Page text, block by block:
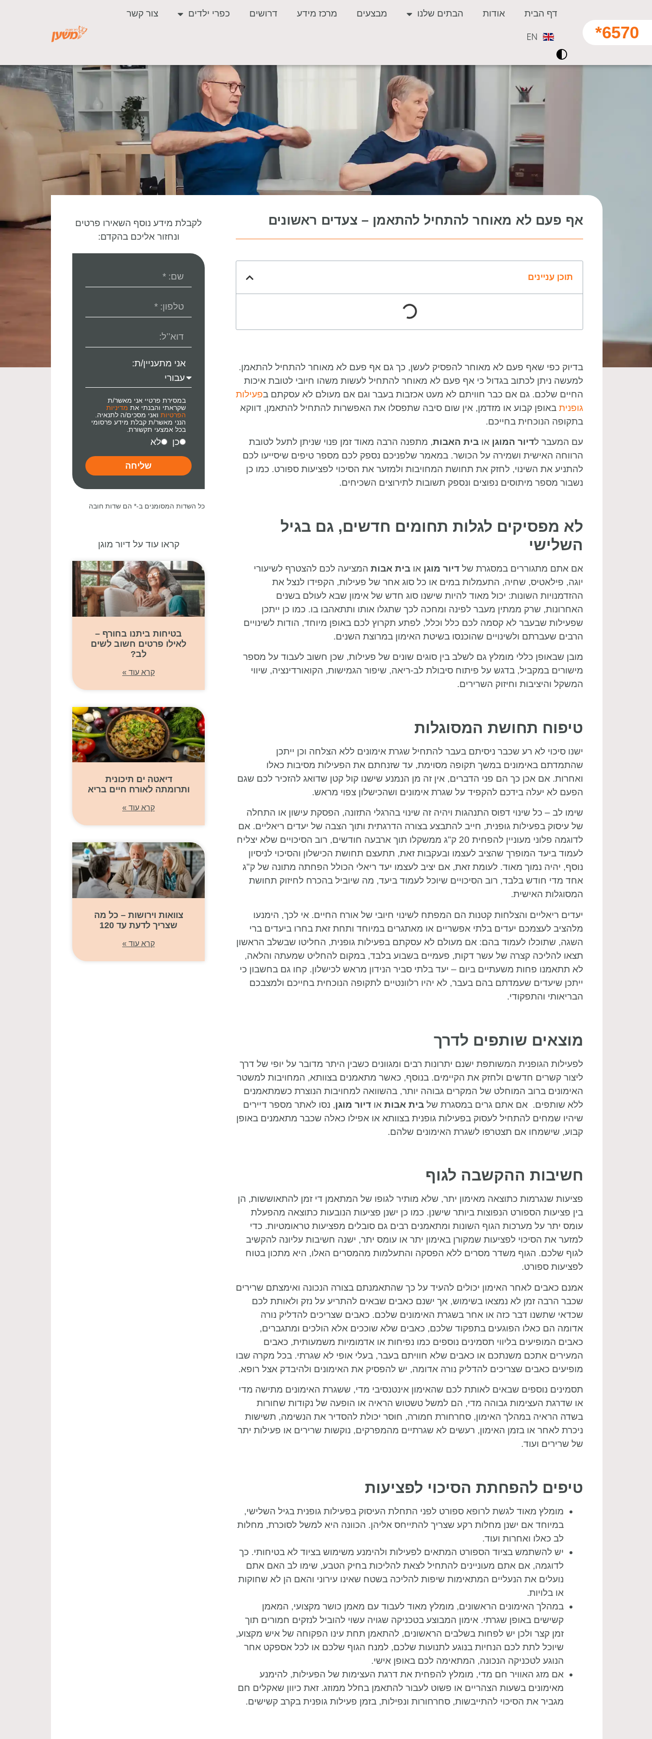
6570*
דף הבית אודות הבתים שלנו מבצעים מרכז מידע דרושים כפרי ילדים צור קשר
אף פעם לא מאוחר להתחיל להתאמן – צעדים ראשונים
תוכן עניינים
בדיוק כפי שאף פעם לא מאוחר להפסיק לעשן, כך גם אף פעם לא מאוחר להתחיל להתאמן.
למעשה ניתן לכתוב בגדול כי אף פעם לא מאוחר להתחיל לעשות משהו חיובי לטובת איכות
החיים שלכם. גם אם כבר חוויתם לא מעט אכזבות בעבר וגם אם מעולם לא עסקתם בפעילות
גופניתבאופן קבוע או מזדמן, אין שום סיבה שתפסלו את האפשרות להתחיל להתאמן, דווקא
בתקופה הנוכחית בחייכם.
עם המעבר לדיור המוגן או בית האבות, מתפנה הרבה מאוד זמן פנוי שניתן לתעל לטובת
הרווחה האישית ושמירה על הכושר. במאמר שלפניכם נספק לכם מספר טיפים שיסייעו לכם
להתניע את השינוי, לחזק את תחושת המחויבות ולמזער את הסיכוי לפציעות ספורט. כמו כן
נשבור מספר מיתוסים נפוצים ונספק תשובות לתירוצים השכיחים.
לא מפסיקים לגלות תחומים חדשים, גם בגיל
השלישי
אם אתם מתגוררים במסגרת של דיור מוגן או בית אבותהמציעה לכם להצטרף לשיעורי
יוגה, פילאטיס, שחיה, התעמלות במים או כל סוג אחר של פעילות, הקפידו לנצל את
ההזדמנויות השונות: יכול מאוד להיות שישנו סוג חדש של אימון שבא לעולם בשנים
האחרונות, שרק ממתין מעבר לפינה ומחכה לכך שתגלו אותו ותתאהבו בו. כמו כן ייתכן
שפעילות שבעבר לא קסמה לכם כלל וכלל, לפתע תקרוץ לכם באופן מיוחד, הודות לשינויים
הרבים שעברתם ולשינויים שהוכנסו בשיטת האימון במרוצת השנים.
מובן שבאופן כללי מומלץ גם לשלב בין סוגים שונים של פעילות, שכן חשוב לעבוד על מספר
מישורים במקביל, בדגש על פיתוח סיבולת לב-ריאה, שיפור הגמישות, הקואורדינציה, שיווי
המשקל והיציבות וחיזוק השרירים.
טיפוח תחושת המסוגלות
ישנו סיכוי לא רע שכבר ניסיתם בעבר להתחיל שגרת אימונים ללא הצלחה וכן ייתכן
שהתמדתם באימונים במשך תקופה מסוימת, עד שזנחתם את הפעילות מסיבות כאלו
ואחרות. אם אכן כך הם פני הדברים, אין זה מן הנמנע שישנו קול קטן שדואג להזכיר לכם שגם
הפעם לא יעלה בידכם להקפיד על שגרת אימונים ושהכישלון צפוי מראש.
שימו לב – כל שינוי דפוס התנהגות ויהיה זה שינוי בהרגלי התזונה, הפסקת עישון או התחלה
של עיסוק בפעילות גופנית, חייב להתבצע בצורה הדרגתית ותוך הצבה של יעדים ריאליים. אם
לדוגמה פלוני מעוניין להפחית 20 ק"ג ממשקלו תוך ארבעה חודשים, רוב הסיכויים שלא יצליח
לעמוד ביעד המופרך שהציב לעצמו ובעקבות זאת, תתעצם תחושת הכישלון והסיכוי לניסיון
נוסף, יהיה נמוך מאוד. לעומת זאת, אם יציב לעצמו יעד ריאלי הכולל הפחתה מתונה של ק"ג
אחד מדי חודש בלבד, רוב הסיכויים שיוכל לעמוד ביעד, מה שיוביל בהכרח לחיזוק תחושת
המסוגלות האישית.
יעדים ריאליים והצלחות קטנות הם המפתח לשינוי חיובי של אורח החיים. אי לכך, הימנעו
מלהציב לעצמכם יעדים בלתי אפשריים או מאתגרים במיוחד ותחת זאת בחרו ביעדים ברי
השגה, שתוכלו לעמוד בהם: אם מעולם לא עסקתם בפעילות גופנית, החליטו שבשלב הראשון
תצאו להליכה קצרה של עשר דקות, פעמיים בשבוע בלבד, במקום להחליט שמעתה והלאה,
לא תתאמנו פחות משעתיים ביום – יעד בלתי סביר הנידון מראש לכישלון. קחו גם בחשבון כי
ייתכן שיעדים שעמדתם בהם בעבר, לא יהיו רלוונטיים לתקופה הנוכחית בחייכם ולמצבכם
הבריאותי והתפקודי.
מוצאים שותפים לדרך
לפעילות הגופנית המשותפת ישנם יתרונות רבים ומגוונים כשבין היתר מדובר על יופי של דרך
ליצור קשרים חדשים ולחזק את הקיימים. בנוסף, כאשר מתאמנים בצוותא, המחויבות למשטר
האימונים ברוב המוחלט של המקרים גבוהה יותר, בהשוואה למחויבות הנוצרת כשמתאמנים
ללא שותפים. אם אתם גרים במסגרת של בית אבותאו דיור מוגן, נסו לאתר מספר דיירים
שיהיו שמחים להתחיל לעסוק בפעילות גופנית בצוותא או אפילו כאלה שכבר מתאמנים באופן
קבוע, שישמחו אם תצטרפו לשגרת האימונים שלהם.
חשיבות ההקשבה לגוף
פציעות שנגרמות כתוצאה מאימון יתר, שלא מותיר לגופו של המתאמן די זמן להתאוששות, הן
בין פציעות הספורט הנפוצות ביותר שישנן. כמו כן ישנן פציעות הנובעות כתוצאה מהפעלת
עומס יתר על מערכות הגוף השונות ומתאמנים רבים גם סובלים מפציעות טראומטיות. כדי
למזער את הסיכוי לפציעות שמקורן באימון יתר או עומס יתר, ישנה חשיבות עליונה להקשיב
לגוף שלכם. הגוף משדר מסרים ללא הפסקה והתעלמות מהמסרים האלו, היא מתכון בטוח
לפציעות ספורט.
אמנם כאבים לאחר האימון יכולים להעיד על כך שהתאמנתם בצורה הנכונה ואימצתם שרירים
שכבר הרבה זמן לא נמצאו בשימוש, אך ישנם כאבים שבאים להתריע על נזק ולאותת לכם
שכדאי שתשנו דבר כזה או אחר בשגרת האימונים שלכם. כאבים שצריכים להדליק נורה
אדומה הם כאלו הפוגעים בתפקוד שלכם, כאבים שלא שוככים אלא הולכים ומתגברים,
כאבים המופיעים בליווי תסמינים נוספים כמו נפיחות או אדמומיות משמעותית, כאבים
המעירים אתכם משנתכם או כאבים שלא חוויתם בעבר, בעלי אופי לא שגרתי. בכל מקרה שבו
מופיעים כאבים שצריכים להדליק נורה אדומה, יש להפסיק את האימונים ולהיבדק אצל רופא.
תסמינים נוספים שבאים לאותת לכם שהאימון אינטנסיבי מדי, ששגרת האימונים מתישה מדי
או שדרגת העצימות גבוהה מדי, הם למשל טשטוש הראיה או הופעה של נקודות שחורות
בשדה הראיה במהלך האימון, סחרחורת חמורה, חוסר יכולת להסדיר את הנשימה, תשישות
ניכרת לאחר או בזמן האימון, רעשים לא שגרתיים מהמפרקים, נוקשות שרירים או פעילות יתר
של שרירים ועוד.
טיפים להפחתת הסיכוי לפציעות
מומלץ מאוד לגשת לרופא ספורט לפני התחלת העיסוק בפעילות גופנית בגיל השלישי,
במיוחד אם ישנן מחלות רקע שצריך להתייחס אליהן. הכוונה היא למשל לסוכרת, מחלות
לב כאלו ואחרות ועוד.
יש להשתמש בציוד הספורט המתאים לפעילות ולהימנע משימוש בציוד לא בטיחותי. כך
לדוגמה, אם אתם מעוניינים להתחיל לצאת להליכות בחיק הטבע, שימו לב האם אתם
נועלים את הנעליים המתאימות שיפות להליכה בשטח שאינו עירוני והאם הן לא שחוקות
או בלויות.
במהלך האימונים הראשונים, מומלץ מאוד לעבוד עם מאמן כושר מקצועי, המאמן
קשישים באופן שגרתי. אימון המבוצע בטכניקה שגויה עשוי להוביל לנזקים חמורים תוך
זמן קצר ולכן יש לפחות בשלבים הראשונים, להתאמן תחת עינו הפקוחה של איש מקצוע,
שיוכל לתת לכם הנחיות בנוגע לתנועות שלכם, למנח הגוף שלכם או לכל אספקט אחר
הנוגע לטכניקה הנכונה, המתאימה לכם באופן אישי.
אם מזג האוויר חם מדי, מומלץ להפחית את דרגת העצימות של הפעילות, להימנע
מאימונים בשעות הצהריים או פשוט לעבור להתאמן בחלל ממוזג. זאת כיוון שאקלים חם
מגביר את הסיכוי להתייבשות, סחרחורות ונפילות, בזמן פעילות גופנית בקרב קשישים.
לקבלת מידע נוסף השאירו פרטים
ונחזור אליכם בהקדם:
אני מתעניין/ת:
במסירת פרטיי אני מאשר/ת
שקראתי והבנתי את מדיניות
הפרטיות ואני מסכים/ה לתנאיה.
הנני מאשר/ת קבלת מידע פרסומי
בכל אמצעי תקשורת.
כן לא
שליחה
כל השדות המסומנים ב-* הם שדות חובה
קראו עוד על דיור מוגן
בטיחות ביתנו בחורף –
לאילו פרטים חשוב לשים
לב?
קרא עוד »
דיאטה ים תיכונית
ותרומתה לאורח חיים בריא
קרא עוד »
צוואות וירושות – כל מה
שצריך לדעת עד 120
קרא עוד »